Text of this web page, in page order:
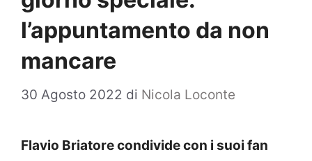
l’appuntamento da non
mancare
30 Agosto 2022 di Nicola Loconte
Flavio Briatore condivide con i suoi fan